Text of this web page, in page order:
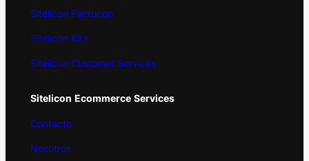
Sitelicon Factucon
Sitelicon Kira
Sitelicon Customer Services
Sitelicon Ecommerce Services
Contacto
Nosotros